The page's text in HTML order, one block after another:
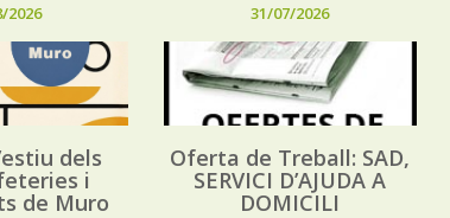
2026
dels
i
de Muro
31/07/2026
Oferta de Treball: SAD,
SERVICI D’AJUDA A
DOMICILI